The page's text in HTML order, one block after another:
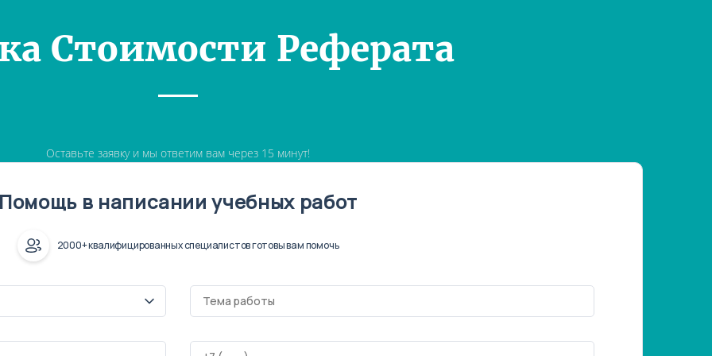
Стоимости Реферата
Оставьте заявку и мы ответим вам через 15 минут!
в написании учебных работ
2000+ квалифицированных специалистов готовы вам помочь